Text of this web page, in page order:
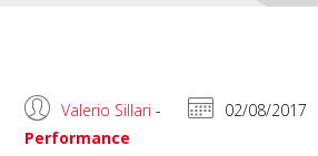
Valerio Sillari - 02/08/2017
Performance